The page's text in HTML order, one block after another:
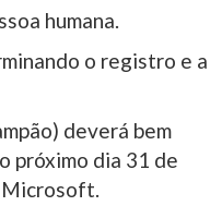
humana.
o registro e a
deverá bem
próximo dia 31 de
Microsoft.